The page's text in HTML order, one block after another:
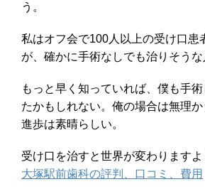
う。
私はオフ会で100人以上の受け口患
が、確かに手術なしでも治りそうな
もっと早く知っていれば、僕も手
たかもしれない。俺の場合は無理
進歩は素晴らしい。
受け口を治すと世界が変わりますよ
大塚駅前歯科の評判、口コミ、費用